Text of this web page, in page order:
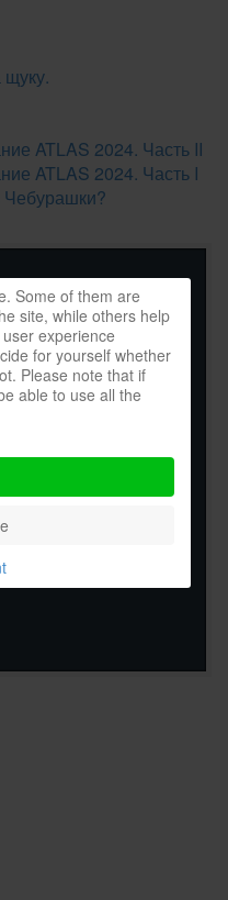
ATLAS 2024. Часть II
ATLAS 2024. Часть I
Чебурашки?
Some of them are
site, while others help
experience
for yourself whether
Please note that if
able to use all the